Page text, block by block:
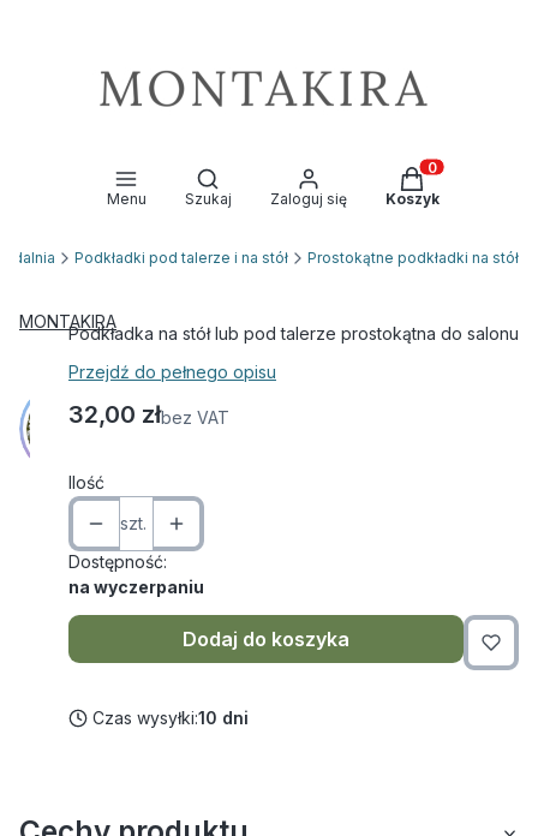
Menu
Otwórz wyszukiwarkę
Szukaj Zaloguj się
Produkty w
Koszyk
Podkładki pod talerze i na stół Prostokątne podkładki na stół
MONTAKIRA
Podkładka na stół lub pod talerze prostokątna do salonu
Przejdź do pełnego opisu
Cena
32,00 złbez VAT
Ilość
szt.
Dostępność:
na wyczerpaniu
Dodaj do koszyka
Czas wysyłki:10 dni